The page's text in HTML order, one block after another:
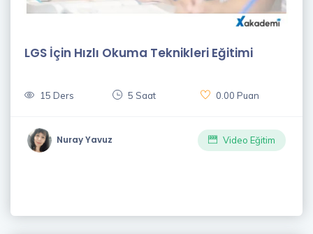
LGS İçin Hızlı Okuma Teknikleri Eğitimi
15 Ders 5 Saat 0.00 Puan
Nuray Yavuz Video Eğitim